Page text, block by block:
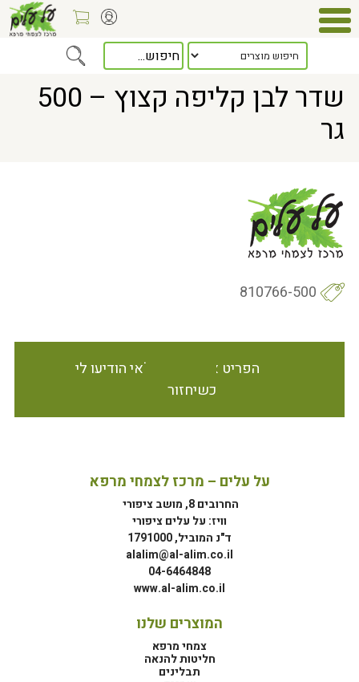
> שדר לבן קליפה קצוץ – 500 גר
שדר לבן קליפה קצוץ – 500
גר
810766-500
הפריט אינו זמין במלאי הודיעו לי
כשיחזור
על עלים – מרכז לצמחי מרפא
החרובים 8, מושב ציפורי
וויז: על עלים ציפורי
ד"נ המוביל, 1791000
alalim@al-alim.co.il
04-6464848
www.al-alim.co.il
המוצרים שלנו
צמחי מרפא
חליטות להנאה
תבלינים